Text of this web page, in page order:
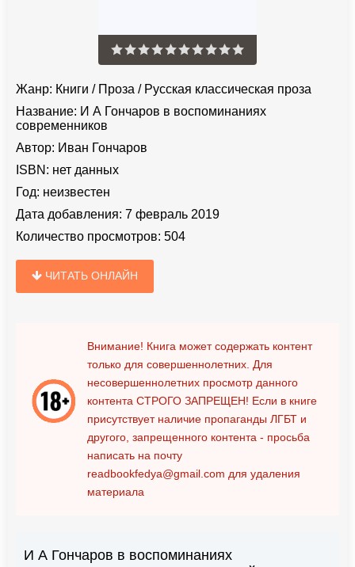
Жанр: Книги / Проза / Русская классическая проза
Название: И А Гончаров в воспоминаниях
современников
Автор: Иван Гончаров
ISBN: нет данных
Год: неизвестен
Дата добавления: 7 февраль 2019
Количество просмотров: 504
ЧИТАТЬ ОНЛАЙН
Внимание! Книга может содержать контент
только для совершеннолетних. Для
несовершеннолетних просмотр данного
контента СТРОГО ЗАПРЕЩЕН! Если в книге
присутствует наличие пропаганды ЛГБТ и
другого, запрещенного контента - просьба
написать на почту
readbookfedya@gmail.com для удаления
материала
И А Гончаров в воспоминаниях